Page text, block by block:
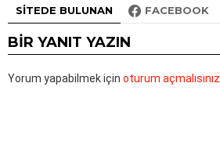
SITEDE BULUNAN FACEBOOK
BIR YANIT YAZIN
Yorum yapabilmek için oturum açmalısınız